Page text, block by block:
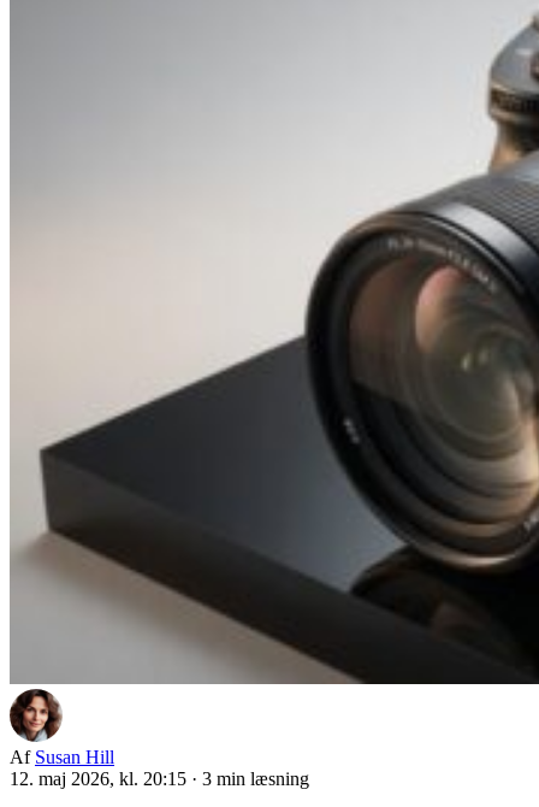
Af Susan Hill
12. maj 2026, kl. 20:15 · 3 min læsning